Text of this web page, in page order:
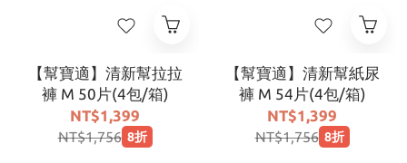
【幫寶適】清新幫拉拉
褲 M 50片(4包/箱)
NT$1,399
NT$1,756 8折
【幫寶適】清新幫紙尿
褲 M 54片(4包/箱)
NT$1,399
NT$1,756 8折